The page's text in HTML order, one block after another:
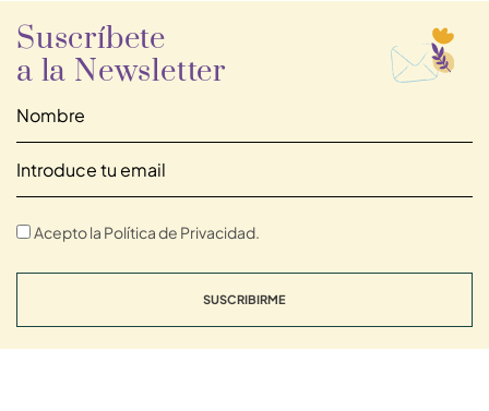
Suscríbete
a la Newsletter
Acepto la Política de Privacidad.
SUSCRIBIRME